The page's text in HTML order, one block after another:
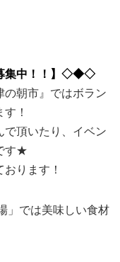
集中！！】◇◆◇
の朝市』ではボラン
！
で頂いたり、イベン
す★
ります！
」では美味しい食材